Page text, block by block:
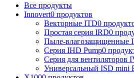
Все продукты
Innovert0 продуктов
Векторные ITD0
Простая серия IRD0
Пыле-влагозащищенные
Серия IHD Pump0
Серия для вентиляторов
Универсальный ISD mini